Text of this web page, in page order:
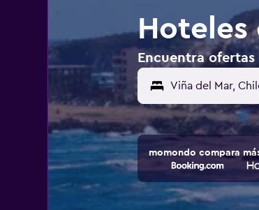
Hoteles
Encuentra ofertas
momondo compara